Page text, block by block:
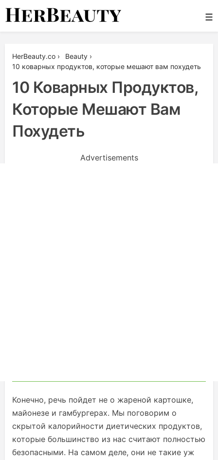
Skip
☰
HerBeauty.co › Beauty ›
10 коварных продуктов, которые мешают вам похудеть
10 Коварных Продуктов,
Которые Мешают Вам
Похудеть
Advertisements
Конечно, речь пойдет не о жареной картошке,
майонезе и гамбургерах. Мы поговорим о
скрытой калорийности диетических продуктов,
которые большинство из нас считают полностью
безопасными. На самом деле, они не такие уж